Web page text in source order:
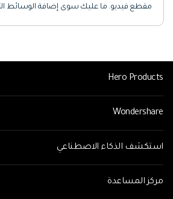
مقطع فيديو. ما عليك سوى إضافة الوسائط
Hero Products
Wondershare
استكشف الذكاء الاصطناعي
مركز المساعدة